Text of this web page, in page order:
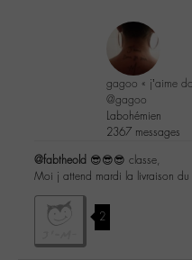
gagoo « j’aime
@gagoo
Labohémien
2367 messages
@fabtheold 😎😎😎 classe,
Moi j attend mardi la livraison
2